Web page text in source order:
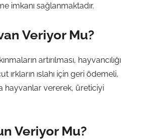
imkanı sağlanmaktadır.
Veriyor Mu?
artırılması, hayvancılığı
ırkların ıslahı için geri ödemeli,
hayvanlar vererek, üreticiyi
Veriyor Mu?